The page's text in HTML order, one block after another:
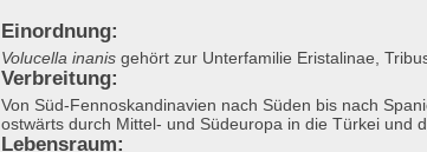
Einordnung:
Volucella inanis gehört zur Unterfamilie Eristalinae,
Verbreitung:
Von Süd-Fennoskandinavien nach Süden bis nach
ostwärts durch Mittel- und Südeuropa in die Türkei und
Lebensraum: